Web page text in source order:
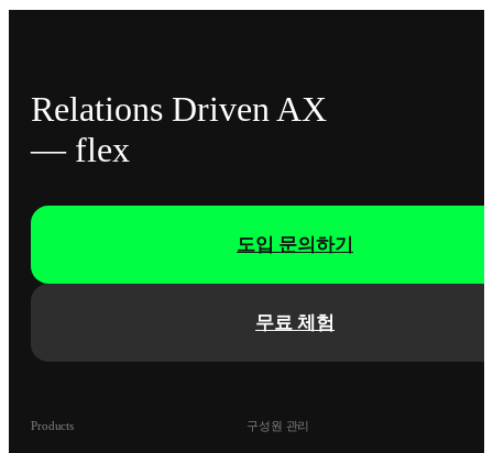
Relations Driven AX
— flex
무료 체험
도입 문의하기
Products 구성원 관리